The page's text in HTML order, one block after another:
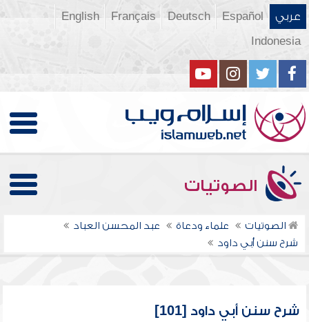
عربي Español
Deutsch
Français
English
Indonesia
الصوتيات
الصوتيات علماء ودعاة
عبد المحسن العباد
شرح سنن أبي داود
شرح سنن أبي داود [101]